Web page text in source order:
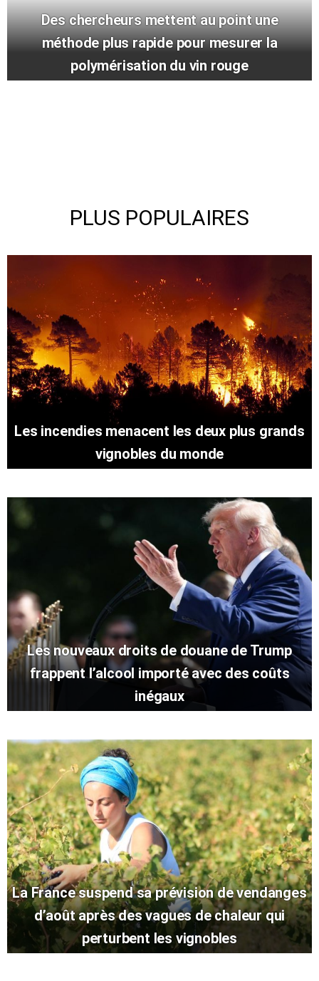
Des chercheurs mettent au point une
méthode plus rapide pour mesurer la
polymérisation du vin rouge
PLUS POPULAIRES
Les incendies menacent les deux plus grands
vignobles du monde
Les nouveaux droits de douane de Trump
frappent l’alcool importé avec des coûts
inégaux
La France suspend sa prévision de vendanges
d’août après des vagues de chaleur qui
perturbent les vignobles